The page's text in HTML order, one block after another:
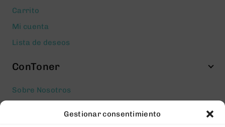
Gestionar consentimiento
Carrito
Mi cuenta
Lista de deseos
ConToner
Sobre Nosotros